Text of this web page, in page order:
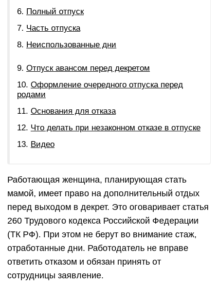
Полный отпуск
Часть отпуска
Неиспользованные дни
Отпуск авансом перед декретом
Оформление очередного отпуска перед
родами
Основания для отказа
Что делать при незаконном отказе в отпуске
Видео
Работающая женщина, планирующая стать
мамой, имеет право на дополнительный отдых
перед выходом в декрет. Это оговаривает статья
260 Трудового кодекса Российской Федерации
(ТК РФ). При этом не берут во внимание стаж,
отработанные дни. Работодатель не вправе
ответить отказом и обязан принять от
сотрудницы заявление.